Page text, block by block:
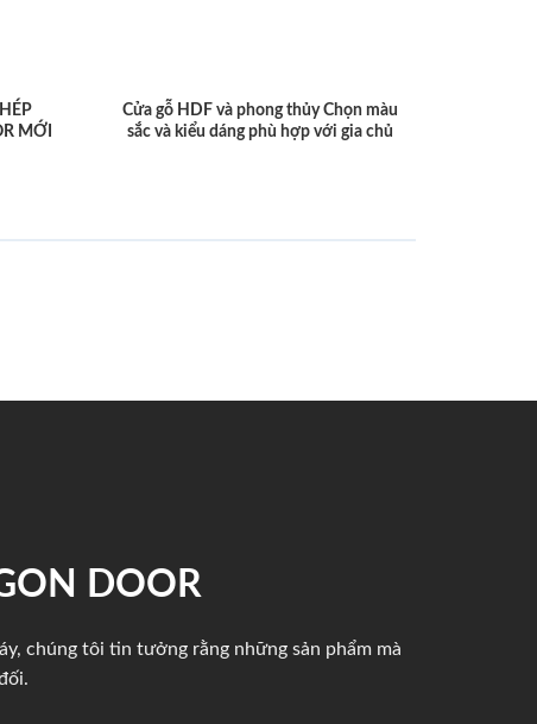
MỚI
Cửa gỗ HDF và phong thủy Chọn màu
sắc và kiểu dáng phù hợp với gia chủ
DOOR
chúng tôi tin tưởng rằng những sản phẩm mà